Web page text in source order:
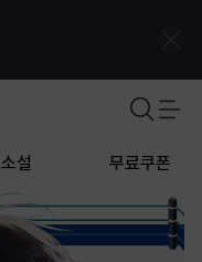
소설 무료쿠폰